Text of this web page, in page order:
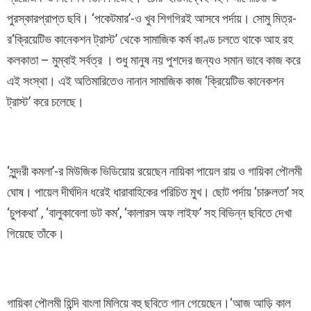
পুরস্কারপ্রাপ্ত ছবি। ‘পকেটমার’-ও খুব শিগগিরই আসবে পর্দায়। সোমু মিত্র-
র‘ক্রিয়েটিভ কানেকশন ট্রাস্ট’ থেকে সামাজিক কর্ম কাণ্ড চলতে থাকে আহ রহ
কলকাতা – মুম্বাই সর্বত্র । শুধু মানুষ নয় পুশদের জন্যও সমান ভাবে কাজ করে
এই সংস্থা। এই অতিমারিতেও নানান সামাজিক কাজ ‘ক্রিয়েটিভ কানেকশন
ট্রাস্ট’ করে চলেছে।
‘সুন্দরী কমলা’-র মিউজিক ভিডিয়োয় রয়েছেন নায়িকা পায়েল রায় ও গায়িকা পৌলমী
ঘোষ। পায়েল দীর্ঘদিন ধরেই ধারাবাহিকের পরিচিত মুখ। ছোট পর্দায় ‘চারুলতা’ সহ
‘চুপকথা’ , ‘বালুকাবেলা ডট কম’, ‘কালারস অফ লাইফ’ সহ বিভিন্ন ছবিতে দেখা
গিয়েছে তাঁকে।
গায়িকা পৌলমী হিন্দি বাংলা মিলিয়ে বহু ছবিতে গান গেয়েছেন।‘আজ আড়ি কাল